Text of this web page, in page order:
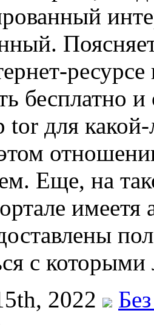
ресурсе
бесплатно и
tor для
Еще, на
имеетя
с
2022